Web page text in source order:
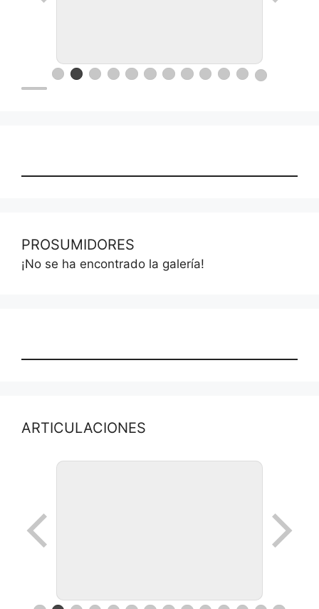
PROSUMIDORES
¡No se ha encontrado la galería!
ARTICULACIONES